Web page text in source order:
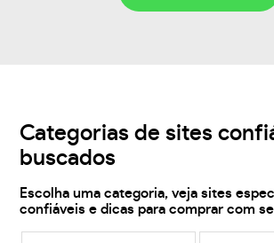
Categorias de sites
buscados
Escolha uma categoria, veja sites
confiáveis e dicas para comprar com